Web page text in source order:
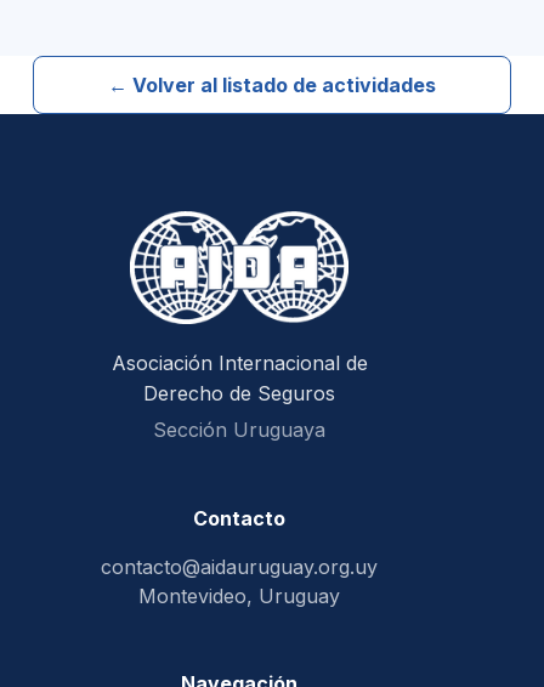
← Volver al listado de actividades
Asociación Internacional de
Derecho de Seguros
Sección Uruguaya
Contacto
contacto@aidauruguay.org.uy
Montevideo, Uruguay